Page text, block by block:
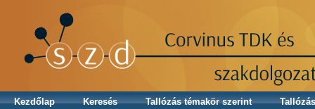
Kezdőlap Keresés Tallózás témakör szerint